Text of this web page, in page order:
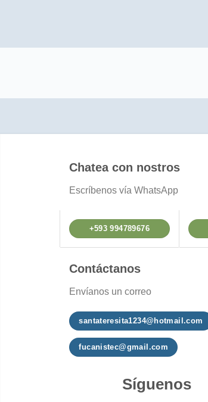
Chatea con nostros
Escríbenos vía WhatsApp
+593 994789676
Contáctanos
Envíanos un correo
santateresita1234@hotmail.com
fucanistec@gmail.com
Síguenos